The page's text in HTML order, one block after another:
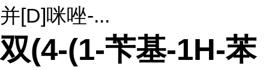
并[D]咪唑-...
双(4-(1-苄基-1H-苯